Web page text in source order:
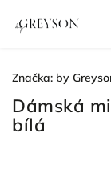
Dámská
bílá
Značka: by